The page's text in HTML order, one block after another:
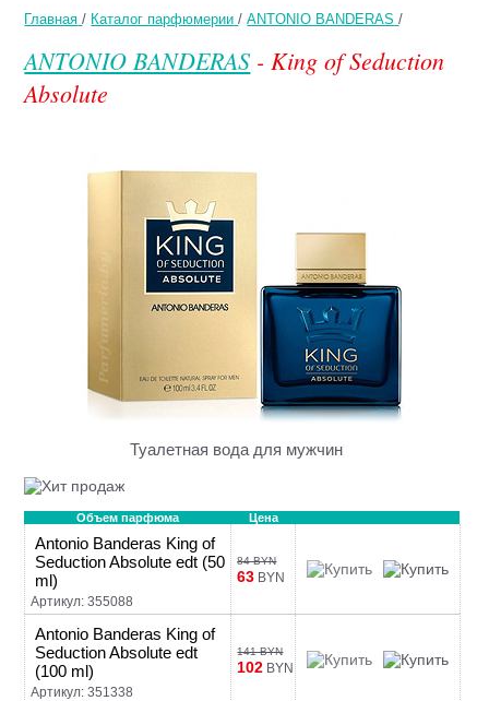
Главная / Каталог парфюмерии /ANTONIO BANDERAS /
ANTONIO BANDERAS - King of Seduction
Absolute
Туалетная вода для мужчин
Объем парфюма Цена
Antonio Banderas King of
Seduction Absolute edt (50
ml)
Артикул: 355088
84 BYN
63 BYN
Antonio Banderas King of
Seduction Absolute edt
(100 ml)
Артикул: 351338
141 BYN
102 BYN